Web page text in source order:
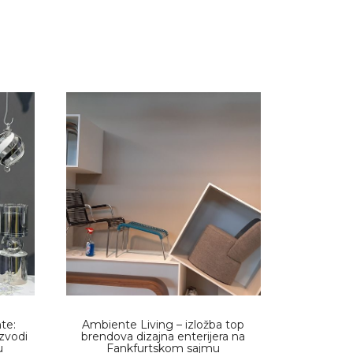
Ambiente Living – izložba top
brendova dizajna enterijera na
Fankfurtskom sajmu